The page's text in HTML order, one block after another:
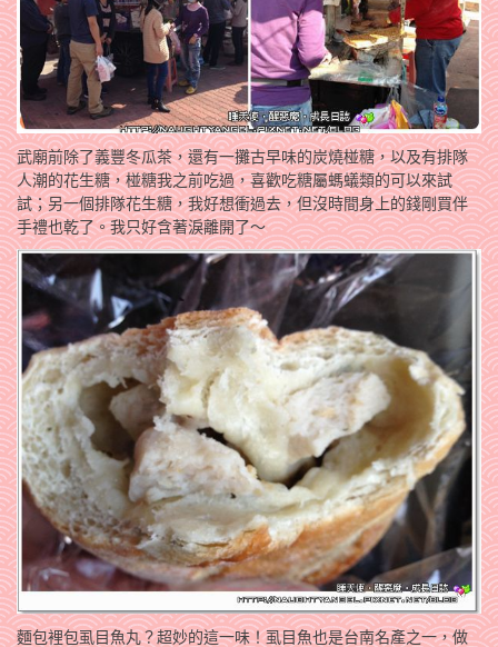
武廟前除了義豐冬瓜茶，還有一攤古早味的炭燒椪糖，以及有排隊
人潮的花生糖，椪糖我之前吃過，喜歡吃糖屬螞蟻類的可以來試
試；另一個排隊花生糖，我好想衝過去，但沒時間身上的錢剛買伴
手禮也乾了。我只好含著淚離開了～
麵包裡包虱目魚丸？超妙的這一味！虱目魚也是台南名產之一，做